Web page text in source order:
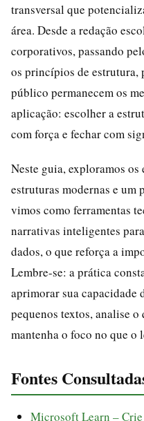
transversal que
área. Desde a redação
corporativos, passando
os princípios de estrutura,
público permanecem os
aplicação: escolher a
com força e fechar com
Neste guia, exploramos
estruturas modernas e um
vimos como ferramentas
narrativas inteligentes
dados, o que reforça a
Lembre-se: a prática
aprimorar sua capacidade
pequenos textos, analise
mantenha o foco no que o
Fontes
Microsoft Learn –